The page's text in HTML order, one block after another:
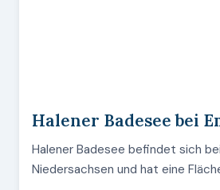
Halener Badesee bei
Halener Badesee befindet sich
Niedersachsen und hat eine